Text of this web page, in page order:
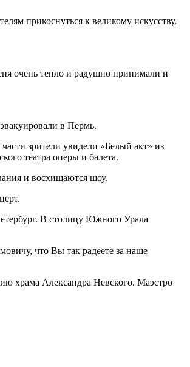
прикоснуться к великому искусству.
очень тепло и радушно принимали и
в Пермь.
зрители увидели «Белый акт» из
театра оперы и балета.
и восхищаются шоу.
В столицу Южного Урала
что Вы так радеете за наше
храма Александра Невского. Маэстро